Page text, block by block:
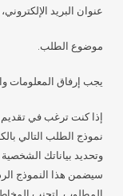
عنوان البريد
موضوع الطلب.
يجب إرفاق المعلومات
إذا كنت ترغب في
نموذج الطلب التالي
وتحديد بياناتك
سيضمن هذا النموذج